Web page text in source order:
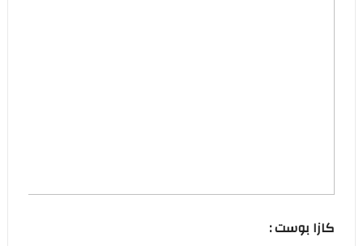
كازا بوست :